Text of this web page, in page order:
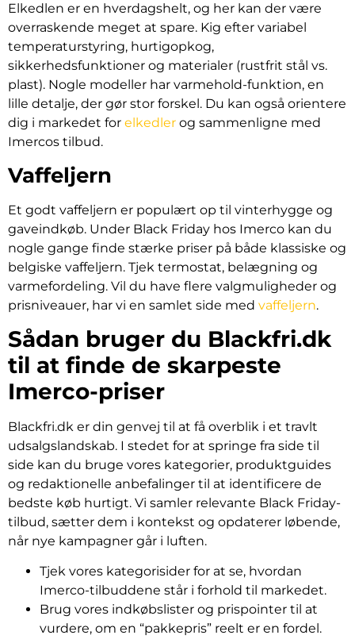
Elkedlen er en hverdagshelt, og her kan der være
overraskende meget at spare. Kig efter variabel
temperaturstyring, hurtigopkog,
sikkerhedsfunktioner og materialer (rustfrit stål vs.
plast). Nogle modeller har varmehold-funktion, en
lille detalje, der gør stor forskel. Du kan også orientere
dig i markedet for elkedler og sammenligne med
Imercos tilbud.
Vaffeljern
Et godt vaffeljern er populært op til vinterhygge og
gaveindkøb. Under Black Friday hos Imerco kan du
nogle gange finde stærke priser på både klassiske og
belgiske vaffeljern. Tjek termostat, belægning og
varmefordeling. Vil du have flere valgmuligheder og
prisniveauer, har vi en samlet side med vaffeljern.
Sådan bruger du Blackfri.dk
til at finde de skarpeste
Imerco-priser
Blackfri.dk er din genvej til at få overblik i et travlt
udsalgslandskab. I stedet for at springe fra side til
side kan du bruge vores kategorier, produktguides
og redaktionelle anbefalinger til at identificere de
bedste køb hurtigt. Vi samler relevante Black Friday-
tilbud, sætter dem i kontekst og opdaterer løbende,
når nye kampagner går i luften.
Tjek vores kategorisider for at se, hvordan
Imerco-tilbuddene står i forhold til markedet.
Brug vores indkøbslister og prispointer til at
vurdere, om en “pakkepris” reelt er en fordel.